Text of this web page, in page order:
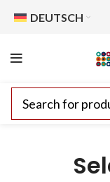
DEUTSCH